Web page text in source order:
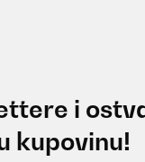
i
kupovinu!